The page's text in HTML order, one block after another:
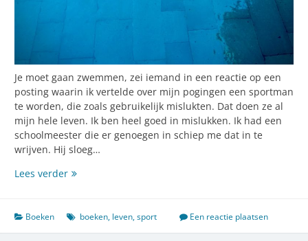
Je moet gaan zwemmen, zei iemand in een reactie op een
posting waarin ik vertelde over mijn pogingen een sportman
te worden, die zoals gebruikelijk mislukten. Dat doen ze al
mijn hele leven. Ik ben heel goed in mislukken. Ik had een
schoolmeester die er genoegen in schiep me dat in te
wrijven. Hij sloeg…
Lees verderMeten
Boeken boeken, leven,sport Een reactie plaatsen